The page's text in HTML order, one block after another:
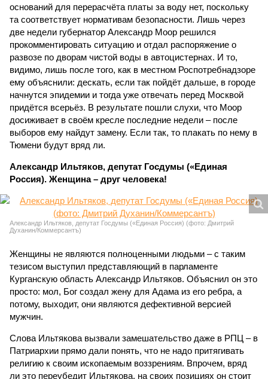
оснований для перерасчёта платы за воду нет, поскольку
та соответствует нормативам безопасности. Лишь через
две недели губернатор Александр Моор решился
прокомментировать ситуацию и отдал распоряжение о
развозе по дворам чистой воды в автоцистернах. И то,
видимо, лишь после того, как в местном Роспотребнадзоре
ему объяснили: дескать, если так пойдёт дальше, в городе
начнутся эпидемии и тогда уже отвечать перед Москвой
придётся всерьёз. В результате пошли слухи, что Моор
досиживает в своём кресле последние недели – после
выборов ему найдут замену. Если так, то плакать по нему в
Тюмени будут вряд ли.
Александр Ильтяков, депутат Госдумы («Единая
Россия). Женщина – друг человека!
Александр Ильтяков, депутат Госдумы («Единая Россия) (фото: Дмитрий
Духанин/Коммерсантъ)
Женщины не являются полноценными людьми – с таким
тезисом выступил представляющий в парламенте
Курганскую область Александр Ильтяков. Объяснил он это
просто: мол, Бог создал жену для Адама из его ребра, а
потому, выходит, они являются дефективной версией
мужчин.
Слова Ильтякова вызвали замешательство даже в РПЦ – в
Патриархии прямо дали понять, что не надо притягивать
религию к своим ископаемым воззрениям. Впрочем, вряд
ли это переубедит Ильтякова, на своих позициях он стоит